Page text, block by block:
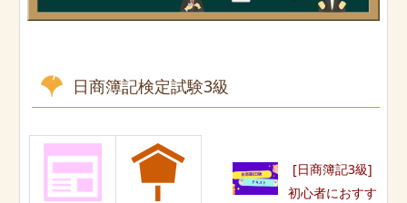
日商簿記検定試験3級
[日商簿記3級]
初心者におすす